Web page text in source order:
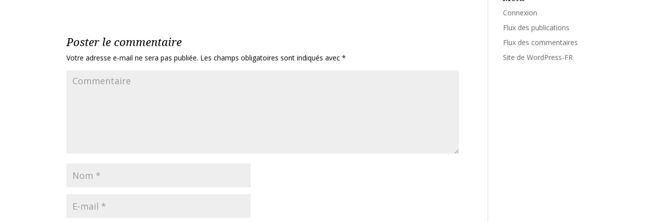
Poster le commentaire
Votre adresse e-mail ne sera pas publiée. Les champs obligatoires sont indiqués avec*
Connexion
Flux des publications
Flux des commentaires
Site de WordPress-FR